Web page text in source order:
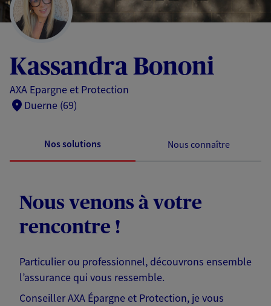
page
Kassandra Bononi
AXA Epargne et Protection
Duerne (69)
Nos solutions Nous connaître
Nous venons à votre
rencontre !
Particulier ou professionnel, découvrons ensemble
l’assurance qui vous ressemble.
Conseiller AXA Épargne et Protection, je vous